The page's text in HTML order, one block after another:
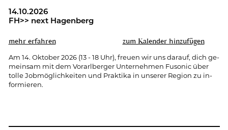
14.10.2026
FH>> next Ha­gen­berg
mehr er­fah­ren zum Ka­len­der hin­zu­fü­gen
Am 14. Ok­to­ber 2026 (13 - 18 Uhr), freu­en wir uns dar­auf, dich ge­
mein­sam mit dem Vor­arl­ber­ger Un­ter­neh­men Fu­so­nic über
tolle Job­mög­lich­kei­ten und Prak­ti­ka in un­se­rer Re­gi­on zu in­
for­mie­ren.